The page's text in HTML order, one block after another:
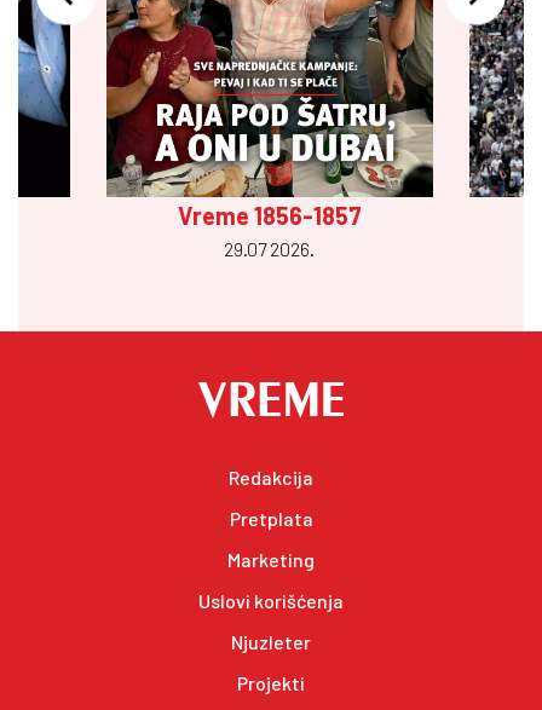
Vreme 1856-1857
29.07 2026.
Redakcija
Pretplata
Marketing
Uslovi korišćenja
Njuzleter
Projekti